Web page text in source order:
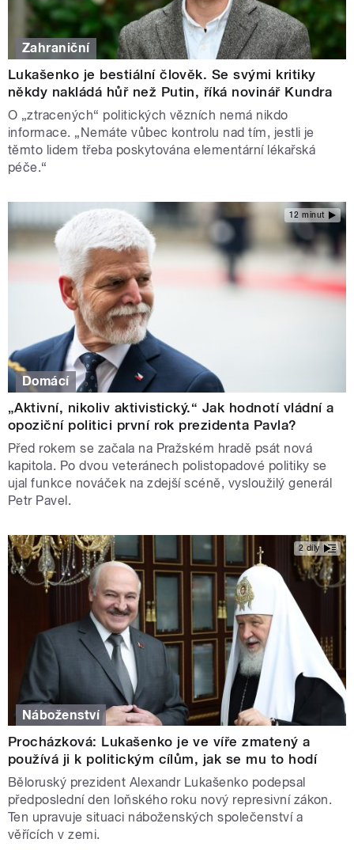
Zahraniční
Lukašenko je bestiální člověk. Se svými kritiky
někdy nakládá hůř než Putin, říká novinář Kundra
O „ztracených“ politických vězních nemá nikdo
informace. „Nemáte vůbec kontrolu nad tím, jestli je
těmto lidem třeba poskytována elementární lékařská
péče.“
12 minut
Domácí
„Aktivní, nikoliv aktivistický.“ Jak hodnotí vládní a
opoziční politici první rok prezidenta Pavla?
Před rokem se začala na Pražském hradě psát nová
kapitola. Po dvou veteránech polistopadové politiky se
ujal funkce nováček na zdejší scéně, vysloužilý generál
Petr Pavel.
2 díly
Náboženství
Procházková: Lukašenko je ve víře zmatený a
používá ji k politickým cílům, jak se mu to hodí
Běloruský prezident Alexandr Lukašenko podepsal
předposlední den loňského roku nový represivní zákon.
Ten upravuje situaci náboženských společenství a
věřících v zemi.